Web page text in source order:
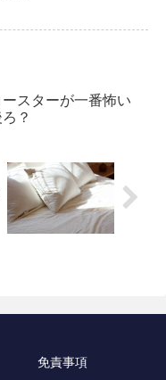
スターが一番怖い
？
免責事項